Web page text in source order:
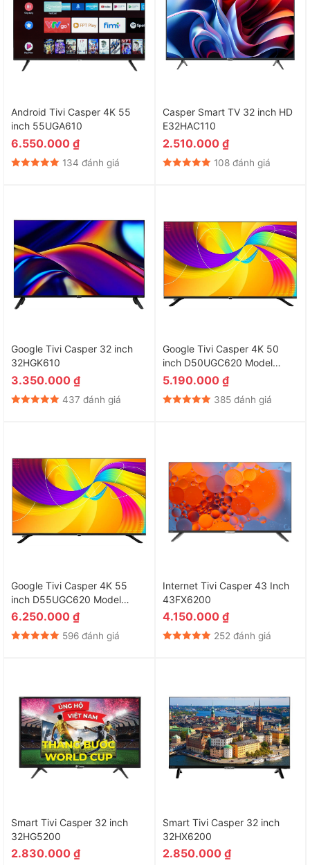
Android Tivi Casper 4K 55
inch 55UGA610
6.550.000 ₫
134 đánh giá
Casper Smart TV 32 inch HD
E32HAC110
2.510.000 ₫
108 đánh giá
Google Tivi Casper 32 inch
32HGK610
3.350.000 ₫
437 đánh giá
Google Tivi Casper 4K 50
inch D50UGC620 Model
2025
5.190.000 ₫
385 đánh giá
Google Tivi Casper 4K 55
inch D55UGC620 Model
2025
6.250.000 ₫
596 đánh giá
Internet Tivi Casper 43 Inch
43FX6200
4.150.000 ₫
252 đánh giá
Smart Tivi Casper 32 inch
32HG5200
2.830.000 ₫
Smart Tivi Casper 32 inch
32HX6200
2.850.000 ₫